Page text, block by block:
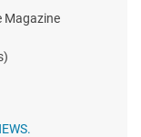
Magazine